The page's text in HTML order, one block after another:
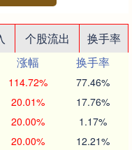
个股流出
换手率
涨幅
换手率
114.72% 77.46%
20.01% 17.76%
20.00% 1.17%
20.00% 12.21%